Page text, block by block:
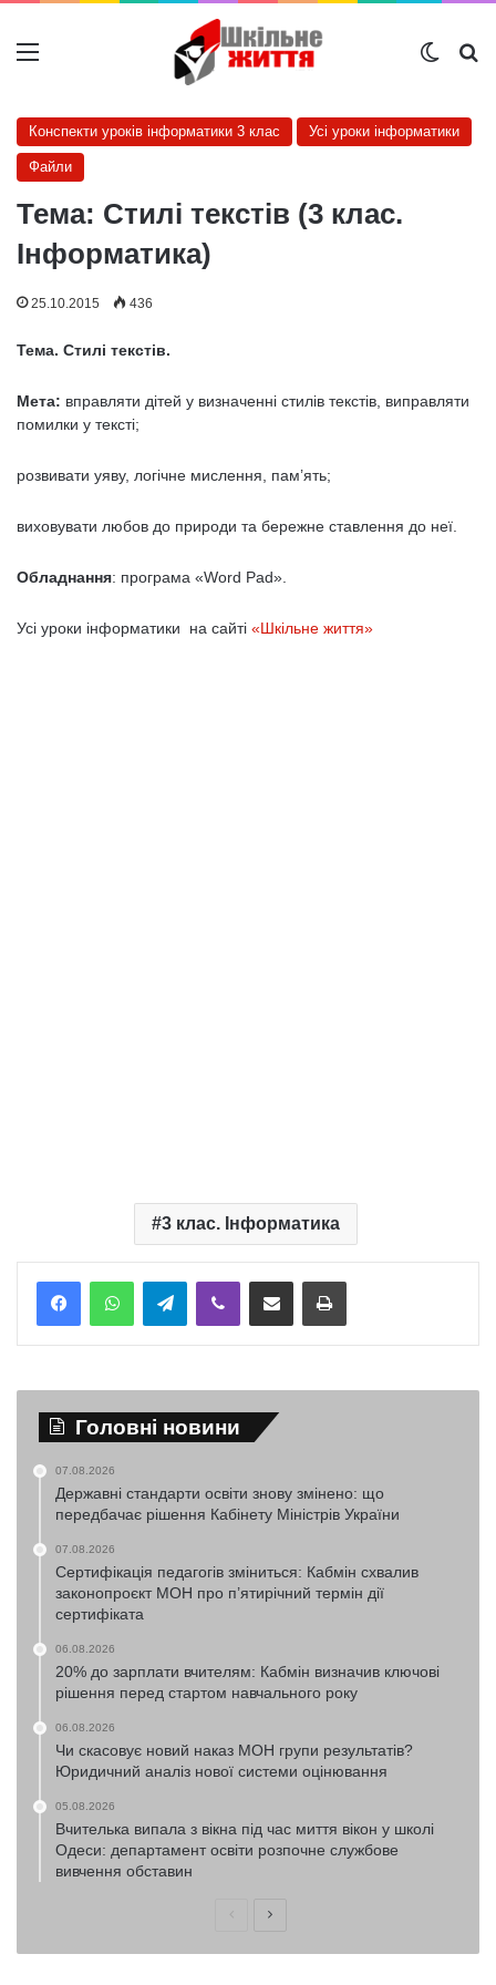
Меню
Конспекти уроків інформатики 3 клас Усі уроки інформатики
Файли
Тема: Стилі текстів (3 клас.
Інформатика)
25.10.2015 436
Тема. Стилі текстів.
Мета: вправляти дітей у визначенні стилів текстів, виправляти
помилки у тексті;
розвивати уяву, логічне мислення, пам’ять;
виховувати любов до природи та бережне ставлення до неї.
Обладнання: програма «Word Pad».
Усі уроки інформатики на сайті «Шкільне життя»
3 клас. Інформатика
TelegramViber Надіслати електронною поштоюНадрукувати
Головні новини
07.08.2026
Державні стандарти освіти знову змінено: що
передбачає рішення Кабінету Міністрів України
07.08.2026
Сертифікація педагогів зміниться: Кабмін схвалив
законопроєкт МОН про п’ятирічний термін дії
сертифіката
06.08.2026
20% до зарплати вчителям: Кабмін визначив ключові
рішення перед стартом навчального року
06.08.2026
Чи скасовує новий наказ МОН групи результатів?
Юридичний аналіз нової системи оцінювання
05.08.2026
Вчителька випала з вікна під час миття вікон у школі
Одеси: департамент освіти розпочне службове
вивчення обставин
ПопередняНаступна